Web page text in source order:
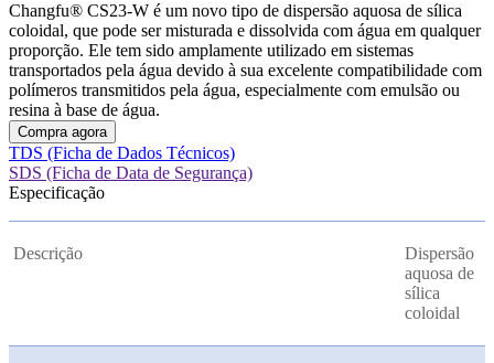
Changfu® CS23-W é um novo tipo de dispersão aquosa de sílica
coloidal, que pode ser misturada e dissolvida com água em qualquer
proporção. Ele tem sido amplamente utilizado em sistemas
transportados pela água devido à sua excelente compatibilidade com
polímeros transmitidos pela água, especialmente com emulsão ou
resina à base de água.
Compra agora
TDS (Ficha de Dados Técnicos)
SDS (Ficha de Data de Segurança)
Especificação
Descrição
Dispersão
aquosa de
sílica
coloidal